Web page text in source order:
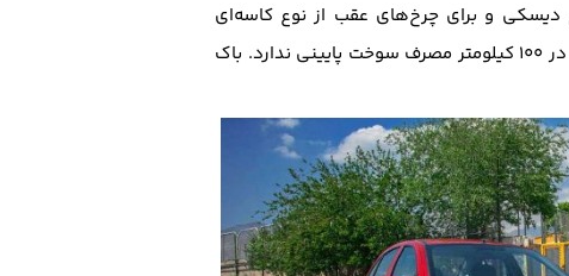
دیسکی و برای چرخ‌های عقب از نوع کاسه‌ای
با سوزاندن ۷ لیتر بنزین در ۱۰۰ کیلومتر مصرف سوخت پایینی ندارد. باک